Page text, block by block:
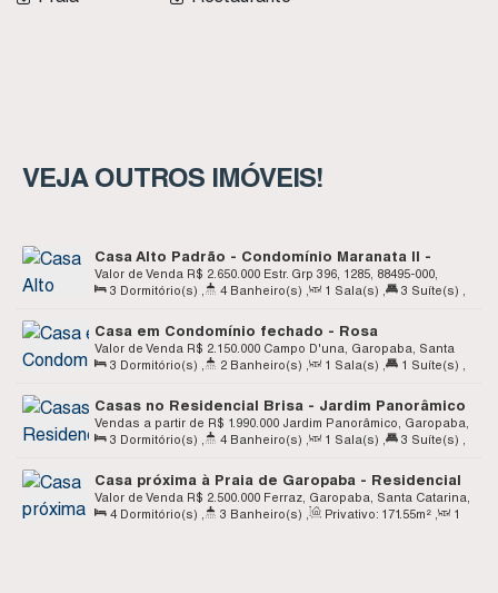
VEJA OUTROS IMÓVEIS!
Casa Alto Padrão - Condomínio Maranata II -
Campo Duna - Garobapa SC
R$ 2.650.000
Valor de Venda
Estr. Grp 396, 1285, 88495-000,
Campo D'una, Garopaba, Santa Catarina, Brasil
3 Dormitório(s) 4 Banheiro(s) 1 Sala(s) 3 Suíte(s)
Frente: 18.00m , Lado Direito: 30.00m
Lado Esquerdo:
30.00 m
Casa em Condomínio fechado - Rosa
Internacional - Campo Duna - Garopaba SC
R$ 2.150.000
Valor de Venda
Campo D'una, Garopaba, Santa
Catarina, Brasil
3 Dormitório(s) 2 Banheiro(s) 1 Sala(s) 1 Suíte(s)
Casas no Residencial Brisa - Jardim Panorâmico
- Garopaba SC R$ 1.990.000
Vendas a partir de
Jardim Panorâmico, Garopaba,
Santa Catarina, Brasil
3 Dormitório(s) 4 Banheiro(s) 1 Sala(s) 3 Suíte(s)
Casa próxima à Praia de Garopaba - Residencial
Áurea - Ferraz - Garopaba SC
R$ 2.500.000
Valor de Venda
Ferraz, Garopaba, Santa Catarina,
Brasil
4 Dormitório(s) 3 Banheiro(s) Privativo: 171 .55m²
1